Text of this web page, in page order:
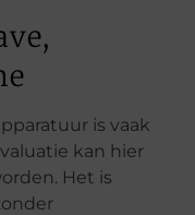
is vaak
kan hier
Het is